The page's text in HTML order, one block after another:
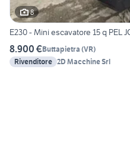
8
E230 - Mini escavatore 15 q PEL
8.900 €Buttapietra (VR)
Rivenditore 2D Macchine Srl